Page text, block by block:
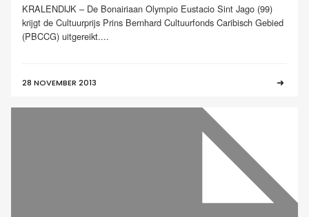
KRALENDIJK – De Bonairiaan Olympio Eustacio Sint Jago (99)
krijgt de Cultuurprijs Prins Bernhard Cultuurfonds Caribisch Gebied
(PBCCG) uitgereikt....
28 NOVEMBER 2013